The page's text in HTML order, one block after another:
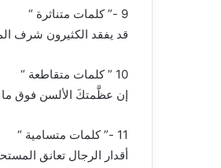
9 -” كلمات متناثرة “
قد يفقد الكثيرون شرف
10 ” كلمات متقاطعة “
إن عظَّمتكَ الألسن فوق ما
11 -” كلمات متسامية “
أقدار الرجال تعانق